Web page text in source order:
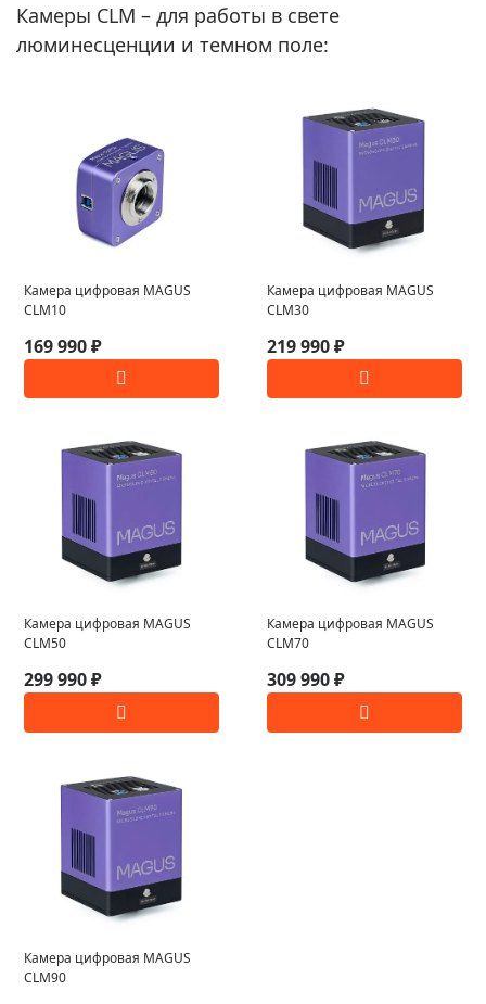
Камеры CLM – для работы в свете
люминесценции и темном поле:
Камера цифровая MAGUS
CLM10
169 990 ₽
Камера цифровая MAGUS
CLM30
219 990 ₽
Камера цифровая MAGUS
CLM50
299 990 ₽
Камера цифровая MAGUS
CLM70
309 990 ₽
Камера цифровая MAGUS
CLM90